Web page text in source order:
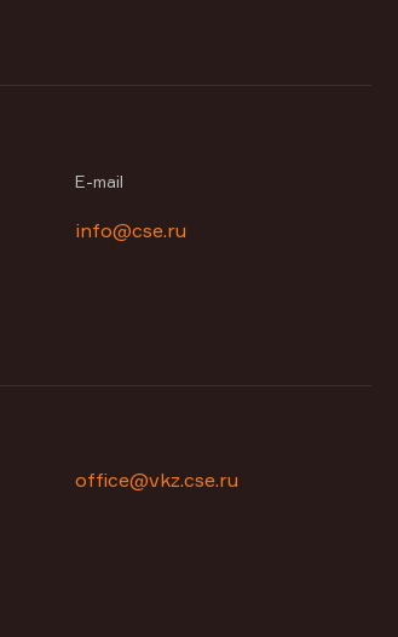
E-mail
info@cse.ru
office@vkz.cse.ru